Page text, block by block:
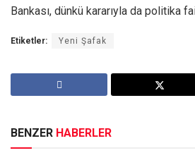
Bankası, dünkü kararıyla da politika
Etiketler: Yeni Şafak
BENZER HABERLER